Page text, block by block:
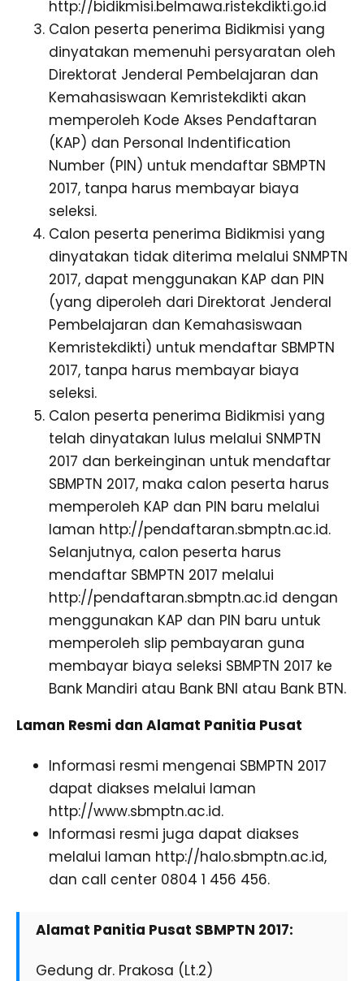
http://bidikmisi.belmawa.ristekdikti.go.id
Calon peserta penerima Bidikmisi yang
dinyatakan memenuhi persyaratan oleh
Direktorat Jenderal Pembelajaran dan
Kemahasiswaan Kemristekdikti akan
memperoleh Kode Akses Pendaftaran
(KAP) dan Personal Indentification
Number (PIN) untuk mendaftar SBMPTN
2017, tanpa harus membayar biaya
seleksi.
Calon peserta penerima Bidikmisi yang
dinyatakan tidak diterima melalui SNMPTN
2017, dapat menggunakan KAP dan PIN
(yang diperoleh dari Direktorat Jenderal
Pembelajaran dan Kemahasiswaan
Kemristekdikti) untuk mendaftar SBMPTN
2017, tanpa harus membayar biaya
seleksi.
Calon peserta penerima Bidikmisi yang
telah dinyatakan lulus melalui SNMPTN
2017 dan berkeinginan untuk mendaftar
SBMPTN 2017, maka calon peserta harus
memperoleh KAP dan PIN baru melalui
laman http://pendaftaran.sbmptn.ac.id.
Selanjutnya, calon peserta harus
mendaftar SBMPTN 2017 melalui
http://pendaftaran.sbmptn.ac.id dengan
menggunakan KAP dan PIN baru untuk
memperoleh slip pembayaran guna
membayar biaya seleksi SBMPTN 2017 ke
Bank Mandiri atau Bank BNI atau Bank BTN.
Laman Resmi dan Alamat Panitia Pusat
Informasi resmi mengenai SBMPTN 2017
dapat diakses melalui laman
http://www.sbmptn.ac.id.
Informasi resmi juga dapat diakses
melalui laman http://halo.sbmptn.ac.id,
dan call center 0804 1 456 456.
Alamat Panitia Pusat SBMPTN 2017:
Gedung dr. Prakosa (Lt.2)